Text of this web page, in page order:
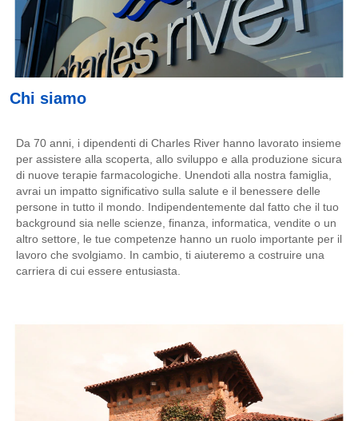
Chi siamo
Da 70 anni, i dipendenti di Charles River hanno lavorato insieme
per assistere alla scoperta, allo sviluppo e alla produzione sicura
di nuove terapie farmacologiche. Unendoti alla nostra famiglia,
avrai un impatto significativo sulla salute e il benessere delle
persone in tutto il mondo. Indipendentemente dal fatto che il tuo
background sia nelle scienze, finanza, informatica, vendite o un
altro settore, le tue competenze hanno un ruolo importante per il
lavoro che svolgiamo. In cambio, ti aiuteremo a costruire una
carriera di cui essere entusiasta.